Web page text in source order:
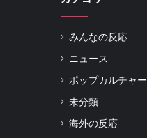
みんなの反応
ニュース
ポップカルチャー
未分類
海外の反応